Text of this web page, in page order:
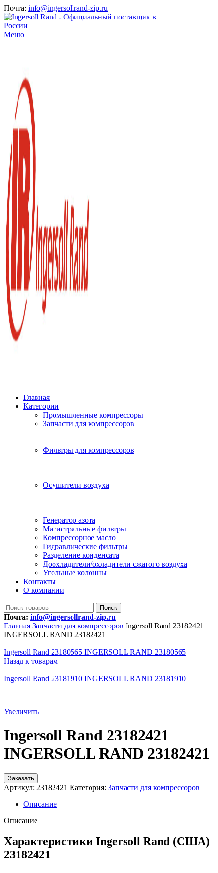
Почта: info@ingersollrand-zip.ru
Меню
Главная
Категории
Промышленные компрессоры
Запчасти для компрессоров
Фильтры для компрессоров
Осушители воздуха
Генератор азота
Магистральные фильтры
Компрессорное масло
Гидравлические фильтры
Разделение конденсата
Доохладители/охладители сжатого воздуха
Угольные колонны
Контакты
О компании
Поиск
Почта: info@ingersollrand-zip.ru
Главная Запчасти для компрессоров Ingersoll Rand 23182421
INGERSOLL RAND 23182421
Ingersoll Rand 23180565 INGERSOLL RAND 23180565
Назад к товарам
Ingersoll Rand 23181910 INGERSOLL RAND 23181910
Увеличить
Ingersoll Rand 23182421
INGERSOLL RAND 23182421
Заказать
Артикул: 23182421 Категория: Запчасти для компрессоров
Описание
Описание
Характеристики Ingersoll Rand (США)
23182421